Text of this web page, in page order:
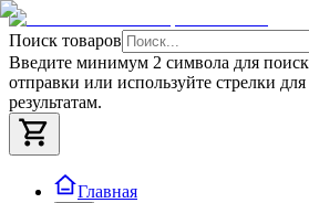
Поиск товаров
Введите минимум 2 символа для
отправки или используйте стрелки
результатам.
Главная